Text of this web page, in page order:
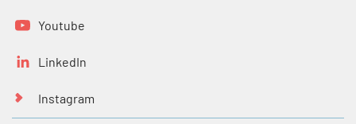
Youtube
LinkedIn
Instagram